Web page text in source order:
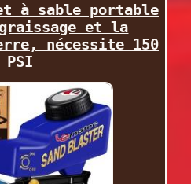
à sable portable
et la
nécessite 150
PSI